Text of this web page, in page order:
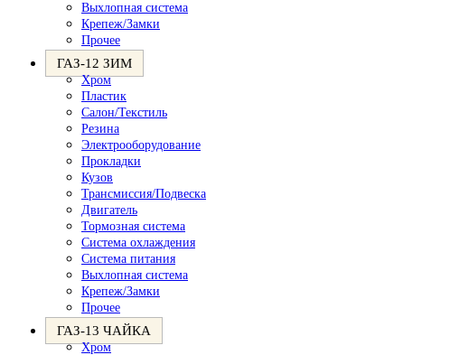
Выхлопная система
Крепеж/Замки
Прочее
ГАЗ-12 ЗИМ
Хром
Пластик
Салон/Текстиль
Резина
Электрооборудование
Прокладки
Кузов
Трансмиссия/Подвеска
Двигатель
Тормозная система
Система охлаждения
Система питания
Выхлопная система
Крепеж/Замки
Прочее
ГАЗ-13 ЧАЙКА
Хром